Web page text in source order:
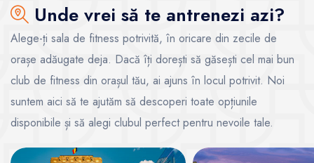
Unde vrei să te antrenezi azi?
Alege-ți sala de fitness potrivită, în oricare din zecile de
orașe adăugate deja. Dacă îți dorești să găsești cel mai bun
club de fitness din orașul tău, ai ajuns în locul potrivit. Noi
suntem aici să te ajutăm să descoperi toate opțiunile
disponibile și să alegi clubul perfect pentru nevoile tale.